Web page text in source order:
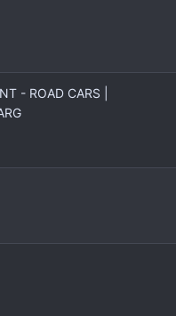
- ROAD CARS |